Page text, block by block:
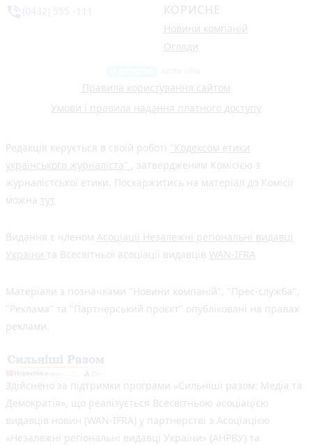
КОРИСНЕ
Новини компаній
Огляди
Правила користування сайтом
Умови і правила надання платного доступу
Редакція керується в своїй роботі "Кодексом етики
українського журналіста"
, затвердженим Комісією з
журналістської етики. Поскаржитись на матеріал до Комісії
можна тут
Видання є членом Асоціації Незалежні регіональні видавці
України та Всесвітньої асоціації видавців WAN-IFRA
Матеріали з позначками "Новини компаній", "Прес-служба",
"Реклама" та "Партнерський проєкт" опубліковані на правах
реклами.
Здійснено за підтримки програми «Сильніші разом: Медіа та
Демократія», що реалізується Всесвітньою асоціацією
видавців новин (WAN-IFRA) у партнерстві з Асоціацією
«Незалежні регіональні видавці України» (АНРВУ) та